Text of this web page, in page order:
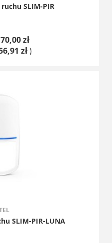
SLIM-PIR
70,00 zł
zł)
SLIM-PIR-LUNA